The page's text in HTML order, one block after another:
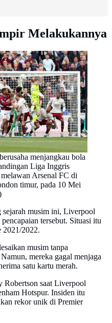
Melakukannya
menjangkau bola
Liga Inggris
Arsenal FC di
timur, pada 10 Mei
sejarah musim ini, Liverpool
tersebut. Situasi itu
2021/2022.
musim tanpa
mereka gagal menjaga
satu kartu merah.
Robertson saat Liverpool
Hotspur. Insiden itu
rekor unik di Premier